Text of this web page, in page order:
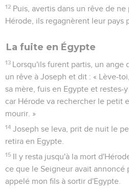
12 Puis, avertis dans un rêve de ne
Hérode, ils regagnèrent leur pays
La fuite en Égypte
13 Lorsqu'ils furent partis, un ange
un rêve à Joseph et dit : « Lève-
sa mère, fuis en Egypte et restes-
car Hérode va rechercher le petit
mourir. »
14 Joseph se leva, prit de nuit le
retira en Egypte.
15 Il y resta jusqu'à la mort
ce que le Seigneur avait annoncé
appelé mon fils à sortir d'Egypte.